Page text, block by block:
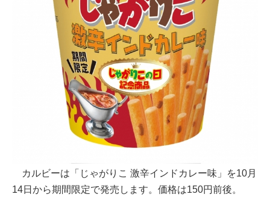
カルビーは「じゃがりこ 激辛インドカレー味」を10月
14日から期間限定で発売します。価格は150円前後。